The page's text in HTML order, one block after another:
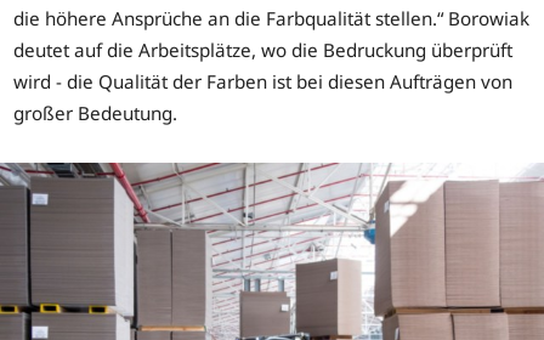
die höhere Ansprüche an die Farbqualität stellen.“ Borowiak
deutet auf die Arbeitsplätze, wo die Bedruckung überprüft
wird - die Qualität der Farben ist bei diesen Aufträgen von
großer Bedeutung.